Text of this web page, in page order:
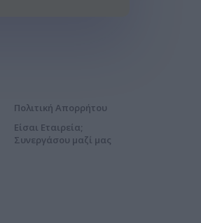
Πολιτική Απορρήτου
Είσαι Εταιρεία;
Συνεργάσου μαζί μας